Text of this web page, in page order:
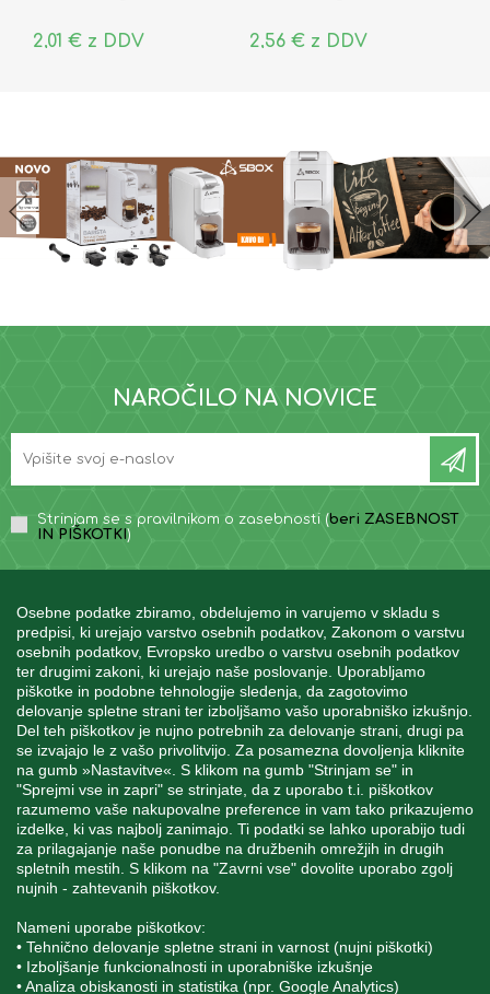
Osebne podatke zbiramo, obdelujemo in varujemo v skladu s
predpisi, ki urejajo varstvo osebnih podatkov, Zakonom o varstvu
osebnih podatkov, Evropsko uredbo o varstvu osebnih podatkov
ter drugimi zakoni, ki urejajo naše poslovanje. Uporabljamo
piškotke in podobne tehnologije sledenja, da zagotovimo
delovanje spletne strani ter izboljšamo vašo uporabniško izkušnjo.
Del teh piškotkov je nujno potrebnih za delovanje strani, drugi pa
se izvajajo le z vašo privolitvijo. Za posamezna dovoljenja kliknite
na gumb »Nastavitve«. S klikom na gumb "Strinjam se" in
"Sprejmi vse in zapri" se strinjate, da z uporabo t.i. piškotkov
razumemo vaše nakupovalne preference in vam tako prikazujemo
izdelke, ki vas najbolj zanimajo. Ti podatki se lahko uporabijo tudi
za prilagajanje naše ponudbe na družbenih omrežjih in drugih
spletnih mestih. S klikom na "Zavrni vse" dovolite uporabo zgolj
nujnih - zahtevanih piškotkov.
Nameni uporabe piškotkov:
• Tehnično delovanje spletne strani in varnost (nujni piškotki)
• Izboljšanje funkcionalnosti in uporabniške izkušnje
• Analiza obiskanosti in statistika (npr. Google Analytics)
2,01 € z DDV 2,56 € z DDV
NAROČILO NA NOVICE
Strinjam se s pravilnikom o zasebnosti (beri ZASEBNOST
IN PIŠKOTKI )
INFORMACIJE
MOJ RAČUN
STORITEV ZA STRANKE
SPREMLJAJTE NAS
Blatnica 8, 1236 Trzin